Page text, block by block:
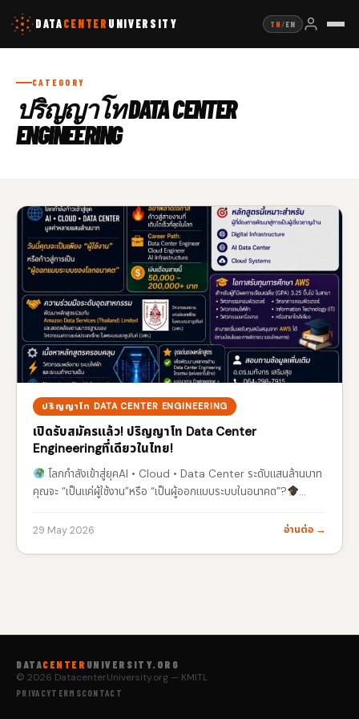
DATACENTER UNIVERSITY TH /EN
CATEGORY
ปริญญาโท DATA CENTER
ENGINEERING
ปริญญาโท DATA CENTER ENGINEERING
เปิดรับสมัครแล้ว! ปริญญาโท Data Center
Engineeringที่เดียวในไทย!
โลกกำลังเข้าสู่ยุคAI • Cloud • Data Center ระดับแสนล้านบาท
คุณจะ “เป็นแค่ผู้ใช้งาน”หรือ “เป็นผู้ออกแบบระบบในอนาคต”?
Master of Science Program in Data Center Engineering
…
29 May 2026 อ่านต่อ →
DATACENTER UNIVERSITY.ORG
© 2026 DatacenterUniversity.org — KMITL
PRIVACYTERMSCONTACT